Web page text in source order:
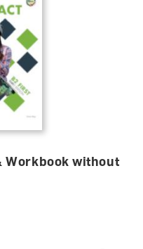
Workbook without